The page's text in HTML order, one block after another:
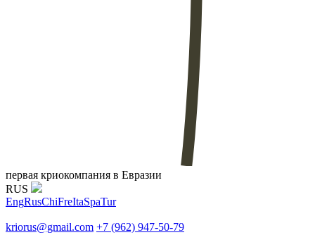
первая криокомпания в Евразии
RUS
EngRusChiFreItaSpaTur
kriorus@gmail.com +7 (962) 947-50-79